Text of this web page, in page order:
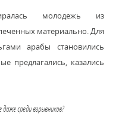
молодежь из
материально. Для
арабы становились
предлагались, казались
даже среди взрывников?